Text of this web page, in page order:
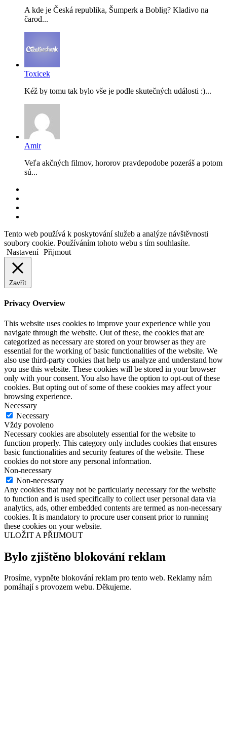
A kde je Česká republika, Šumperk a Boblig? Kladivo na
čarod...
Toxicek
Kéž by tomu tak bylo vše je podle skutečných události :)...
Amir
Veľa akčných filmov, hororov pravdepodobe pozeráš a potom
sú...
Back
to
top
button
Tento web používá k poskytování služeb a analýze návštěvnosti
soubory cookie. Používáním tohoto webu s tím souhlasíte.
Nastavení Přijmout
Zavřít
Privacy Overview
This website uses cookies to improve your experience while you
navigate through the website. Out of these, the cookies that are
categorized as necessary are stored on your browser as they are
essential for the working of basic functionalities of the website. We
also use third-party cookies that help us analyze and understand how
you use this website. These cookies will be stored in your browser
only with your consent. You also have the option to opt-out of these
cookies. But opting out of some of these cookies may affect your
browsing experience.
Necessary
Necessary
Vždy povoleno
Necessary cookies are absolutely essential for the website to
function properly. This category only includes cookies that ensures
basic functionalities and security features of the website. These
cookies do not store any personal information.
Non-necessary
Non-necessary
Any cookies that may not be particularly necessary for the website
to function and is used specifically to collect user personal data via
analytics, ads, other embedded contents are termed as non-necessary
cookies. It is mandatory to procure user consent prior to running
these cookies on your website.
ULOŽIT A PŘIJMOUT
Bylo zjištěno blokování reklam
Prosíme, vypněte blokování reklam pro tento web. Reklamy nám
pomáhají s provozem webu. Děkujeme.